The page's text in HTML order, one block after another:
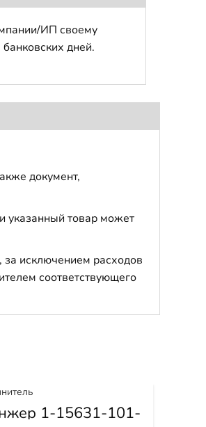
ИП своему
дней.
документ,
указанный товар может
за исключением расходов
соответствующего
1-15631-101-